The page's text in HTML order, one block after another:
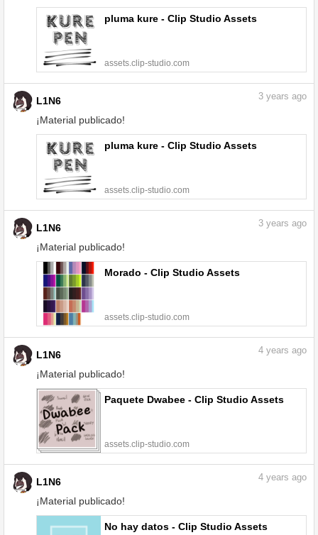
pluma kure - Clip Studio Assets
assets.clip-studio.com
L1N6
¡Material publicado!
3 years ago
pluma kure - Clip Studio Assets
assets.clip-studio.com
L1N6
¡Material publicado!
3 years ago
Morado - Clip Studio Assets
assets.clip-studio.com
L1N6
¡Material publicado!
4 years ago
Paquete Dwabee - Clip Studio Assets
assets.clip-studio.com
L1N6
¡Material publicado!
4 years ago
No hay datos - Clip Studio Assets